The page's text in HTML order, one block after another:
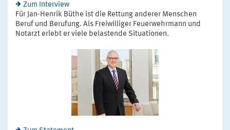
Zum Interview
Für Jan-Henrik Büthe ist die Rettung anderer Menschen
Beruf und Berufung. Als Freiwilliger Feuerwehrmann und
Notarzt erlebt er viele belastende Situationen.